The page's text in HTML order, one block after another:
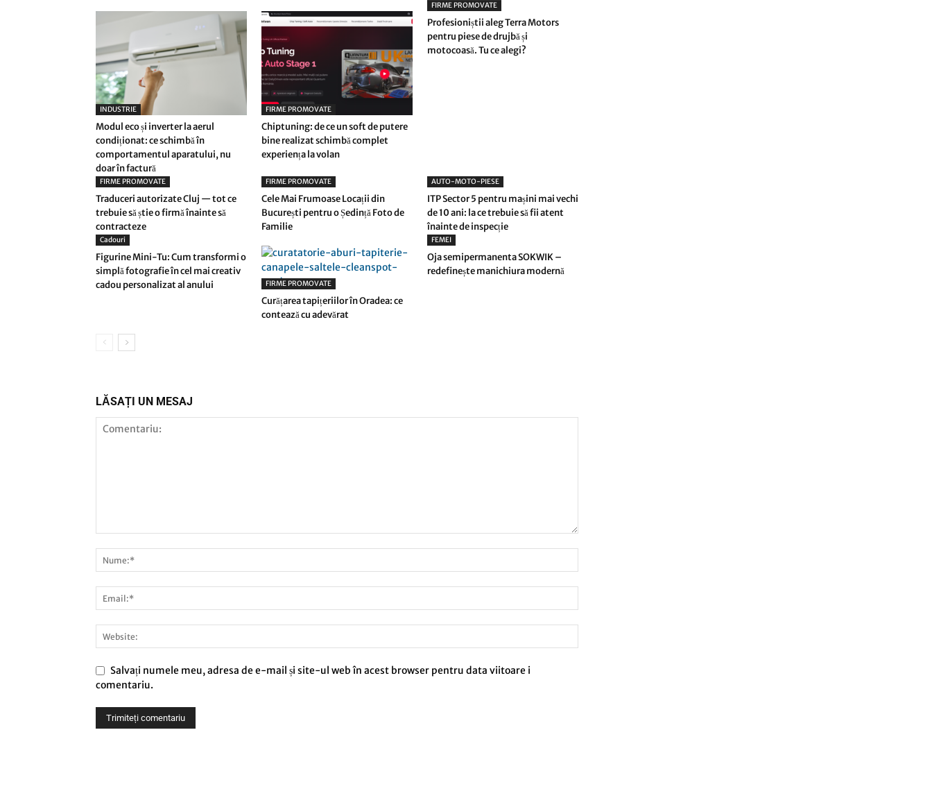
INDUSTRIE
Modul eco și inverter la aerul
condiționat: ce schimbă în
comportamentul aparatului, nu
doar în factură
FIRME PROMOVATE
Chiptuning: de ce un soft de putere
bine realizat schimbă complet
experiența la volan
FIRME PROMOVATE
Profesioniștii aleg Terra Motors
pentru piese de drujbă și
motocoasă. Tu ce alegi?
FIRME PROMOVATE
Traduceri autorizate Cluj — tot ce
trebuie să știe o firmă înainte să
contracteze
FIRME PROMOVATE
Cele Mai Frumoase Locații din
București pentru o Ședință Foto de
Familie
AUTO-MOTO-PIESE
ITP Sector 5 pentru mașini mai vechi
de 10 ani: la ce trebuie să fii atent
înainte de inspecție
Cadouri
Figurine Mini-Tu: Cum transformi o
simplă fotografie în cel mai creativ
cadou personalizat al anului
FIRME PROMOVATE
Curățarea tapițeriilor în Oradea: ce
contează cu adevărat
FEMEI
Oja semipermanenta SOKWIK –
redefinește manichiura modernă
LĂSAȚI UN MESAJ
Salvați numele meu, adresa de e-mail și site-ul web în acest browser pentru data viitoare i
comentariu.